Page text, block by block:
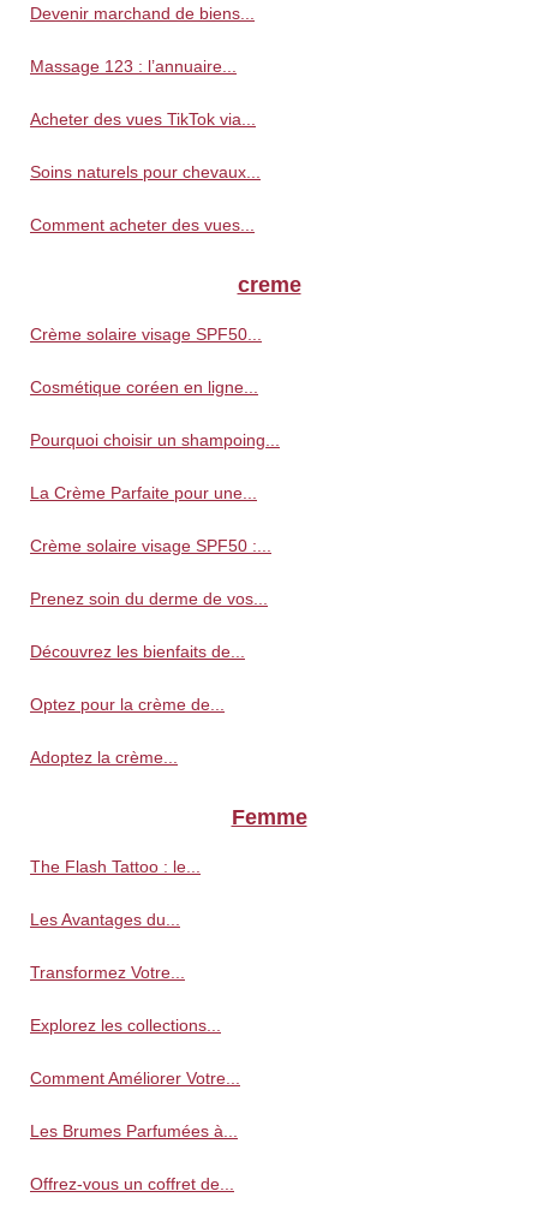
Devenir marchand de biens...
Massage 123 : l’annuaire...
Acheter des vues TikTok via...
Soins naturels pour chevaux...
Comment acheter des vues...
creme
Crème solaire visage SPF50...
Cosmétique coréen en ligne...
Pourquoi choisir un shampoing...
La Crème Parfaite pour une...
Crème solaire visage SPF50 :...
Prenez soin du derme de vos...
Découvrez les bienfaits de...
Optez pour la crème de...
Adoptez la crème...
Femme
The Flash Tattoo : le...
Les Avantages du...
Transformez Votre...
Explorez les collections...
Comment Améliorer Votre...
Les Brumes Parfumées à...
Offrez-vous un coffret de...